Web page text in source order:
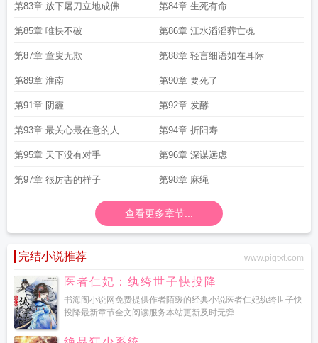
第83章 放下屠刀立地成佛 第84章 生死有命
第85章 唯快不破 第86章 江水滔滔葬亡魂
第87章 童叟无欺 第88章 轻言细语如在耳际
第89章 淮南 第90章 要死了
第91章 阴霾 第92章 发酵
第93章 最关心最在意的人 第94章 折阳寿
第95章 天下没有对手 第96章 深谋远虑
第97章 很厉害的样子 第98章 麻绳
查看更多章节...
完结小说推荐 www.pigtxt.com
医者仁妃：纨绔世子快投降
书海阁小说网免费提供作者陌缓的经典小说医者仁妃纨绔世子快
投降最新章节全文阅读服务本站更新及时无弹...